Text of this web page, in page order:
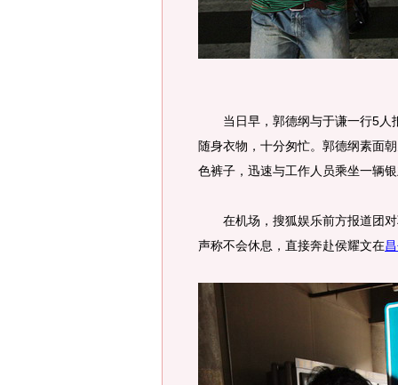
当日早，郭德纲与于谦一行5人
随身衣物，十分匆忙。郭德纲素面
色裤子，迅速与工作人员乘坐一辆
在机场，搜狐娱乐前方报道团对
声称不会休息，直接奔赴侯耀文在